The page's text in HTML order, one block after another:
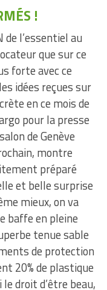
!
de l’essentiel au
que sur ce
forte avec ce
idées reçues sur
en ce mois de
pour la presse
de Genève
montre
préparé
et belle surprise
mieux, on va
baffe en pleine
tenue sable
de protection
20% de plastique
droit d’être beau,